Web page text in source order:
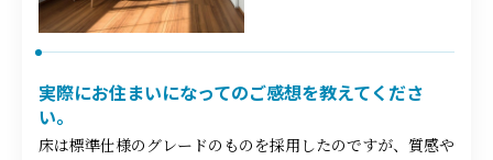
実際にお住まいになってのご感想を教えてくださ
い。
床は標準仕様のグレードのものを採用したのですが、質感や